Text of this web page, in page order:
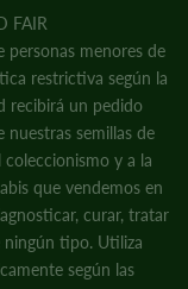
FAIR
personas menores de
restrictiva según la
recibirá un pedido
nuestras semillas de
y a la
que vendemos en
curar, tratar
ningún tipo. Utiliza
según las